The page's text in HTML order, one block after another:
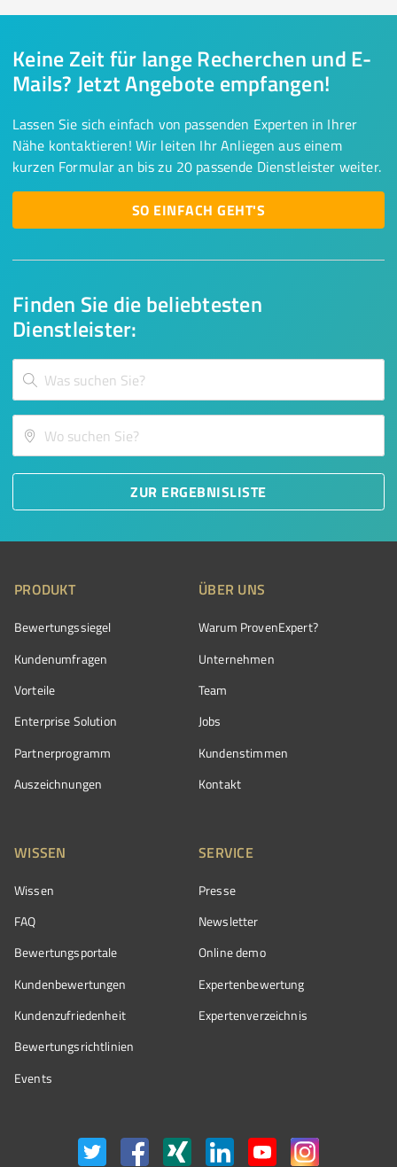
Finden Sie die beliebtesten
Dienstleister:
ZUR ERGEBNISLISTE
Keine Zeit für lange Recherchen und E-
Mails? Jetzt Angebote empfangen!
Lassen Sie sich einfach von passenden Experten in Ihrer
Nähe kontaktieren! Wir leiten Ihr Anliegen aus einem
kurzen Formular an bis zu 20 passende Dienstleister weiter.
SO EINFACH GEHT'S
PRODUKT
Bewertungssiegel
Kundenumfragen
Vorteile
Enterprise Solution
Partnerprogramm
Auszeichnungen
ÜBER UNS
Warum ProvenExpert?
Unternehmen
Team
Jobs
Kundenstimmen
Kontakt
WISSEN
Wissen
FAQ
Bewertungsportale
Kundenbewertungen
Kundenzufriedenheit
Bewertungs­richtlinien
Events
SERVICE
Presse
Newsletter
Online demo
Expertenbewertung
Expertenverzeichnis